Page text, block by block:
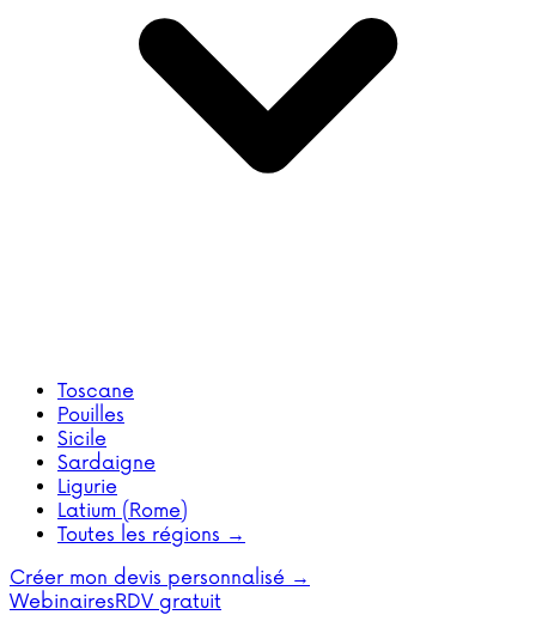
Toscane
Pouilles
Sicile
Sardaigne
Ligurie
Latium (Rome)
Toutes les régions →
Créer mon devis personnalisé →
WebinairesRDV gratuit